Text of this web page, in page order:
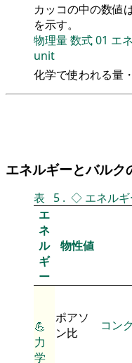
カッコの中の数値
を示す。
物理量数式01 エ
unit
化学で使われる量
エネルギーとバルク
表 5 . ◇ エネル
エ
ネ
ル
ギ
ー
物性値
💪
力
学
ポアソ
ン比
コン